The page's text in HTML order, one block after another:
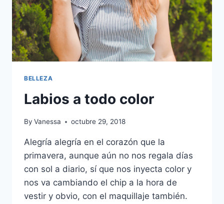
BELLEZA
Labios a todo color
By Vanessa octubre 29, 2018
Alegría alegría en el corazón que la
primavera, aunque aún no nos regala días
con sol a diario, sí que nos inyecta color y
nos va cambiando el chip a la hora de
vestir y obvio, con el maquillaje también.